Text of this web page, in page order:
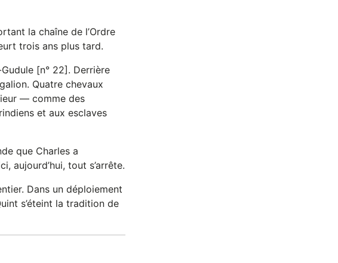
la chaîne de l’Ordre
trois ans plus tard.
[n° 22]. Derrière
Quatre chevaux
— comme des
et aux esclaves
que Charles a
aujourd’hui, tout s’arrête.
Dans un déploiement
s’éteint la tradition de